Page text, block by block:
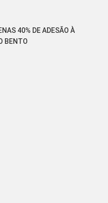
40% DE ADESÃO À
BENTO